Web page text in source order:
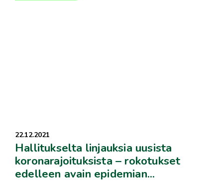
22.12.2021
Hallitukselta linjauksia uusista
koronarajoituksista – rokotukset
edelleen avain epidemian...